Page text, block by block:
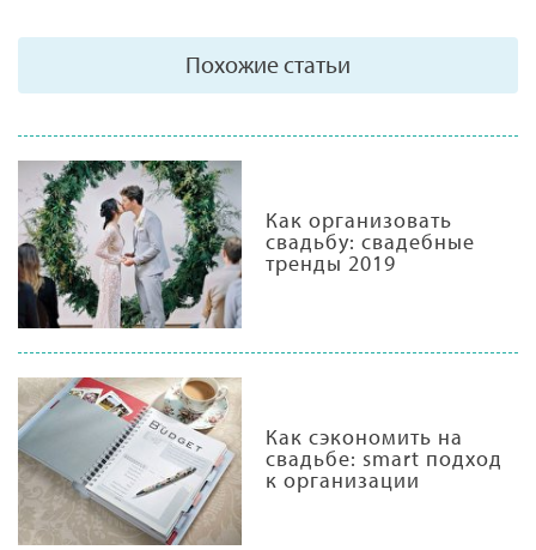
Похожие статьи
Как организовать
свадьбу: свадебные
тренды 2019
Как сэкономить на
свадьбе: smart подход
к организации